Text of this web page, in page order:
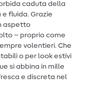
caduta della
fluida. Grazie
aspetto
– proprio come
volentieri. Che
o per look estivi
si abbina in mille
e discreta nel